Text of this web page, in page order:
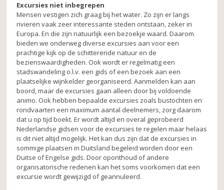
Excursies niet inbegrepen
Mensen vestigen zich graag bij het water. Zo zijn er langs
rivieren vaak zeer interessante steden ontstaan, zeker in
Europa. En die zijn natuurlijk een bezoekje waard. Daarom
bieden we onderweg diverse excursies aan voor een
prachtige kijk op de schitterende natuur en de
bezienswaardigheden. Ook wordt er regelmatig een
stadswandeling o.l.v. een gids of een bezoek aan een
plaatselijke wijnkelder georganiseerd. Aanmelden kan aan
boord, maar de excursies gaan alleen door bij voldoende
animo. Ook hebben bepaalde excursies zoals bustochten en
rondvaarten een maximum aantal deelnemers, zorg daarom
dat u op tijd boekt. Er wordt altijd en overal geprobeerd
Nederlandse gidsen voor de excursies te regelen maar helaas
is dit niet altijd mogelijk. Het kan dus zijn dat de excursies in
sommige plaatsen in Duitsland begeleid worden door een
Duitse of Engelse gids. Door oponthoud of andere
organisatorische redenen kan het soms voorkomen dat een
excursie wordt gewijzigd of geannuleerd.